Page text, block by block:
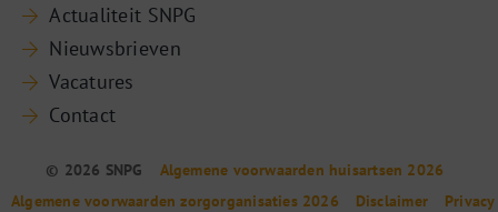
Actualiteit SNPG
Nieuwsbrieven
Vacatures
Contact
© 2026 SNPG
Algemene voorwaarden huisartsen 2026
Algemene voorwaarden zorgorganisaties 2026
Disclaimer Privacy